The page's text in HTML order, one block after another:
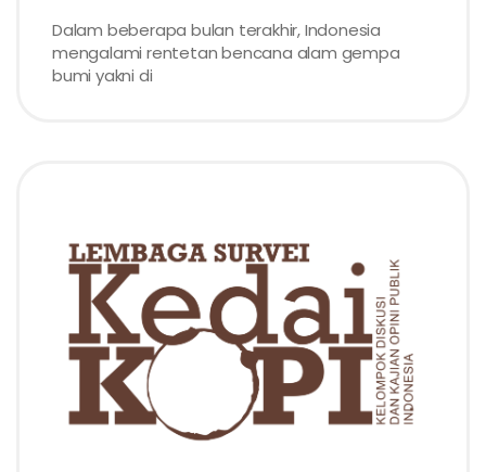
Dalam beberapa bulan terakhir, Indonesia
mengalami rentetan bencana alam gempa
bumi yakni di